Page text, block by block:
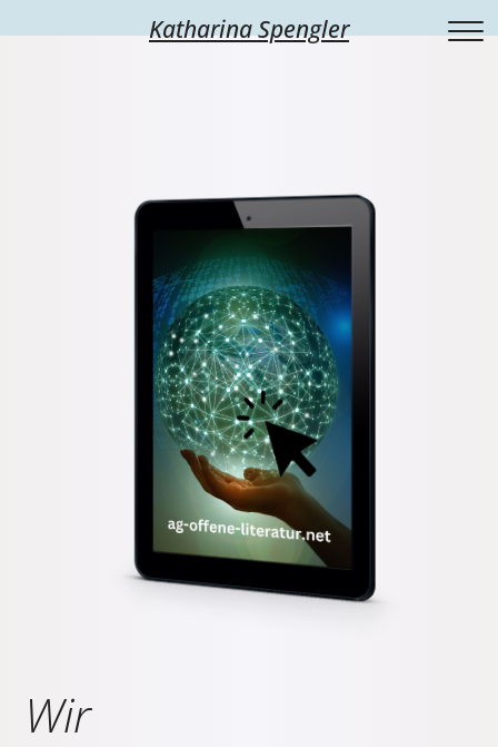
Termine
Katharina Spengler
Wochenende
Wir